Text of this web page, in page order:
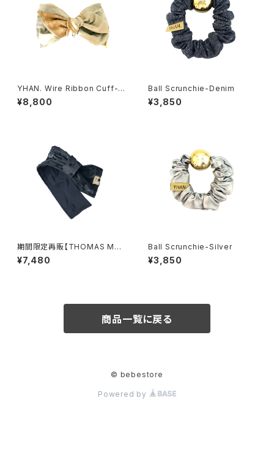
YHAN. Wire Ribbon Cuff-B
EIGE
¥8,800
Ball Scrunchie-Denim
¥3,850
期間限定再販【THOMAS MAG
PIE×YHAN. 】Reversible Wir
e Turban
¥7,480
Ball Scrunchie-Silver
¥3,850
商品一覧に戻る
© bebestore
Powered by